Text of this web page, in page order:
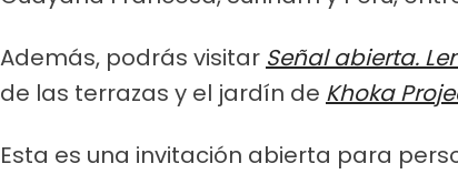
Además, podrás visitar Señal abierta.
de las terrazas y el jardín de Khoka
Esta es una invitación abierta para